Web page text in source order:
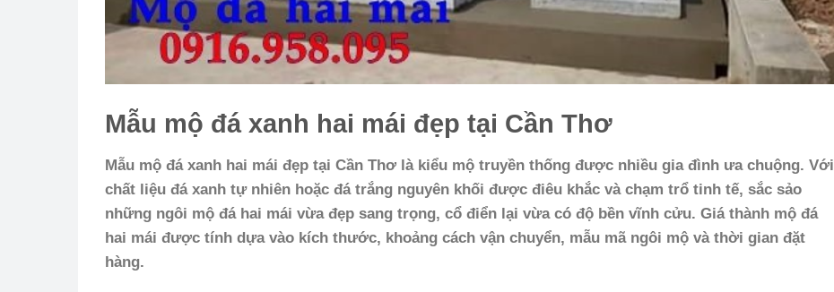
Mẫu mộ đá xanh hai mái đẹp tại Cần Thơ
Mẫu mộ đá xanh hai mái đẹp tại Cần Thơ là kiểu mộ truyền thống được nhiều gia đình ưa chuộng. Với
chất liệu đá xanh tự nhiên hoặc đá trắng nguyên khối được điêu khắc và chạm trổ tinh tế, sắc sảo
những ngôi mộ đá hai mái vừa đẹp sang trọng, cổ điển lại vừa có độ bền vĩnh cửu. Giá thành mộ đá
hai mái được tính dựa vào kích thước, khoảng cách vận chuyển, mẫu mã ngôi mộ và thời gian đặt
hàng.